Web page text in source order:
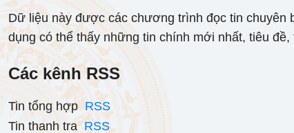
Dữ liệu này được các chương trình đọc tin chuyên
dụng có thể thấy những tin chính mới nhất, tiêu
Các kênh RSS
Tin tổng hợp RSS
Tin thanh tra RSS